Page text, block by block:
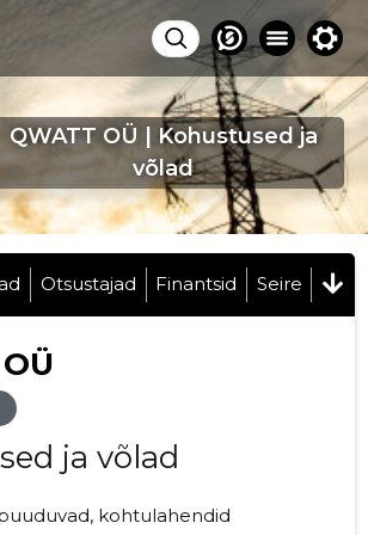
QWATT OÜ | Kohustused ja
võlad
Otsustajad Finantsid Seire
ja võlad
kohtulahendid